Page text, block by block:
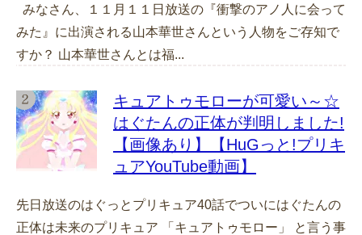
みなさん、１１月１１日放送の『衝撃のアノ人に会って
みた』に出演される山本華世さんという人物をご存知で
すか？ 山本華世さんとは福...
キュアトゥモローが可愛い～☆
はぐたんの正体が判明しました!
【画像あり】【HuGっと!プリキ
ュアYouTube動画】
先日放送のはぐっとプリキュア40話でついにはぐたんの
正体は未来のプリキュア 「キュアトゥモロー」 と言う事